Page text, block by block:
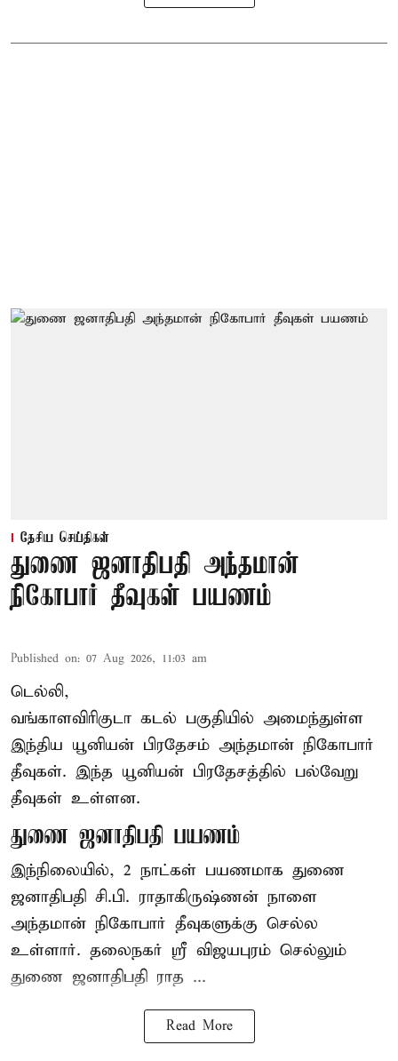
தேசிய செய்திகள்
துணை ஜனாதிபதி அந்தமான்
நிகோபார் தீவுகள் பயணம்
Published on: 07 Aug 2026, 11:03 am
டெல்லி,
வங்காளவிரிகுடா கடல் பகுதியில் அமைந்துள்ள
இந்திய யூனியன் பிரதேசம் அந்தமான் நிகோபார்
தீவுகள். இந்த யூனியன் பிரதேசத்தில் பல்வேறு
தீவுகள் உள்ளன.
துணை ஜனாதிபதி பயணம்
இந்நிலையில், 2 நாட்கள் பயணமாக துணை
ஜனாதிபதி சி.பி. ராதாகிருஷ்ணன் நாளை
அந்தமான் நிகோபார் தீவுகளுக்கு செல்ல
உள்ளார். தலைநகர் ஸ்ரீ விஜயபுரம் செல்லும்
துணை ஜனாதிபதி ராத ...
Read More